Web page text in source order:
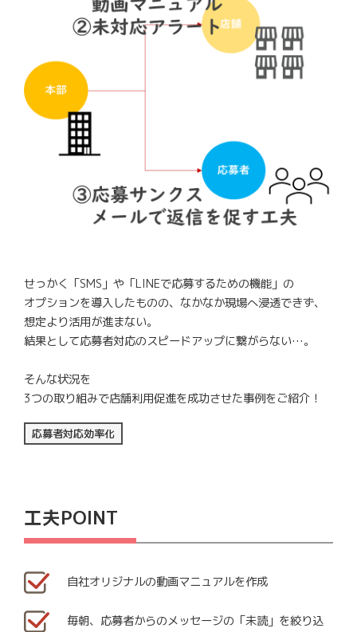
せっかく「SMS」や「LINEで応募するための機能」の
オプションを導入したものの、なかなか現場へ浸透できず、
想定より活用が進まない。
結果として応募者対応のスピードアップに繋がらない…。
そんな状況を
3つの取り組みで店舗利用促進を成功させた事例をご紹介！
応募者対応効率化
工夫POINT
自社オリジナルの動画マニュアルを作成
毎朝、応募者からのメッセージの「未読」を絞り込